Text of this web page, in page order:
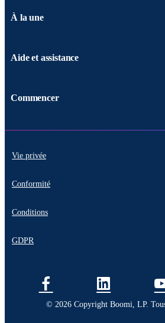
À la une
Aide et assistance
Commencer
Vie privée
Conformité
Conditions
GDPR
© 2026 Copyright Boomi, LP.